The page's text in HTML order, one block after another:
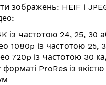
зображень: HEIF і
із частотою 24, 25, 30
1080p із частотою 25,
720p із частотою 30
форматі ProRes із